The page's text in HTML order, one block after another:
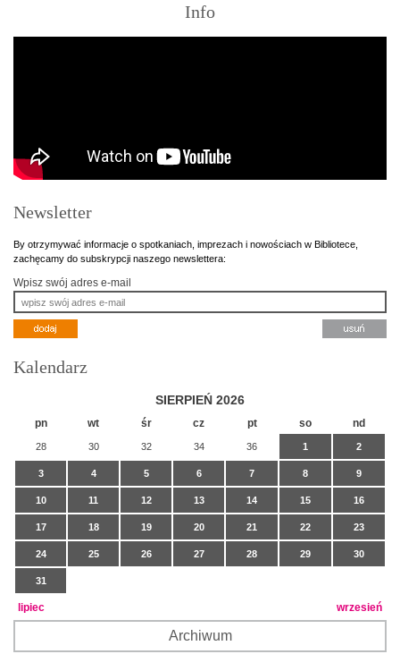
Info
Newsletter
By otrzymywać informacje o spotkaniach, imprezach i nowościach w Bibliotece,
zachęcamy do subskrypcji naszego newslettera:
Wpisz swój adres e-mail
Kalendarz
SIERPIEŃ 2026
pn wt śr cz pt so nd
28 30 32 34 36 1 2
3 4 5 6 7 8 9
10 11 12 13 14 15 16
17 18 19 20 21 22 23
24 25 26 27 28 29 30
31
lipiec wrzesień
Archiwum